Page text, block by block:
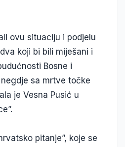
ovu situaciju i podjelu
koji bi bili miješani i
Bosne i
sa mrtve točke
je Vesna Pusić u
pitanje”, koje se